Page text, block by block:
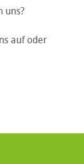
uns?
auf oder